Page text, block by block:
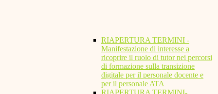
RIAPERTURA TERMINI -
Manifestazione di interesse a
ricoprire il ruolo di tutor nei percorsi
di formazione sulla transizione
digitale per il personale docente e
per il personale ATA